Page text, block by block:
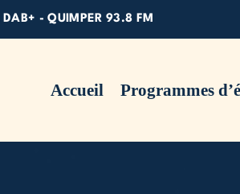
DAB+ - QUIMPER 93.8 FM
Accueil Programmes